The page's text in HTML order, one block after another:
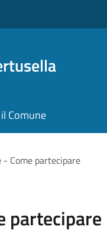
Comune
Come partecipare
partecipare